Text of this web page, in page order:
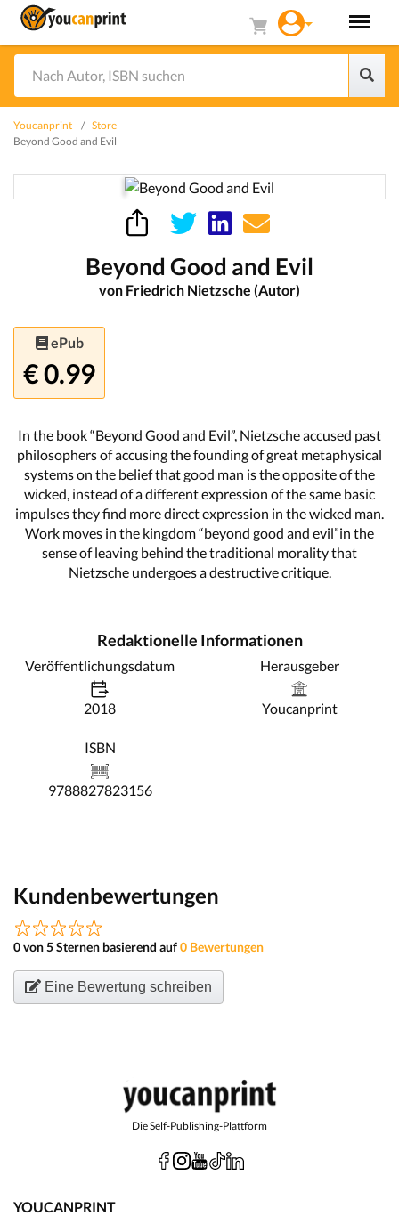
Youcanprint
Store
Beyond Good and Evil
Beyond Good and Evil
von Friedrich Nietzsche (Autor)
ePub
€ 0.99
In the book “Beyond Good and Evil”, Nietzsche accused past
philosophers of accusing the founding of great metaphysical
systems on the belief that good man is the opposite of the
wicked, instead of a different expression of the same basic
impulses they find more direct expression in the wicked man.
Work moves in the kingdom “beyond good and evil”in the
sense of leaving behind the traditional morality that
Nietzsche undergoes a destructive critique.
Redaktionelle Informationen
Veröffentlichungsdatum
2018
Herausgeber
Youcanprint
ISBN
9788827823156
Kundenbewertungen
0 von 5 Sternen basierend auf0 Bewertungen
Eine Bewertung schreiben
Die Self-Publishing-Plattform
YOUCANPRINT